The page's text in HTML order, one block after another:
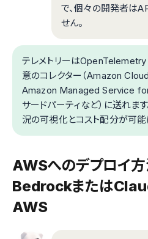
で、個々の開発者は
せん。
テレメトリーは
意のコレクター（Amazon
Amazon Managed Service
サードパーティなど）に送れま
況の可視化とコスト配分が可能
AWSへのデプロイ
Bedrockまたは
AWS